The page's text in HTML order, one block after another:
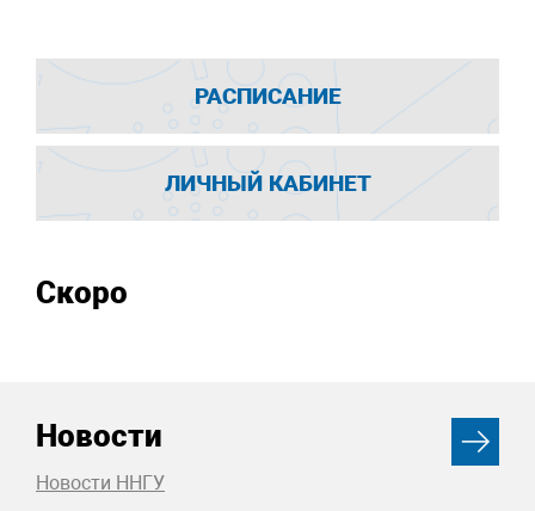
РАСПИСАНИЕ
ЛИЧНЫЙ КАБИНЕТ
Скоро
Новости
Новости ННГУ